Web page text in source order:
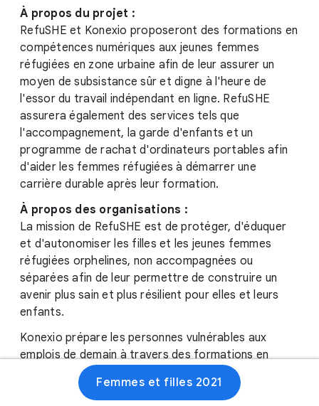
À propos du projet :
RefuSHE et Konexio proposeront des formations en
compétences numériques aux jeunes femmes
réfugiées en zone urbaine afin de leur assurer un
moyen de subsistance sûr et digne à l'heure de
l'essor du travail indépendant en ligne. RefuSHE
assurera également des services tels que
l'accompagnement, la garde d'enfants et un
programme de rachat d'ordinateurs portables afin
d'aider les femmes réfugiées à démarrer une
carrière durable après leur formation.
À propos des organisations :
La mission de RefuSHE est de protéger, d'éduquer
et d'autonomiser les filles et les jeunes femmes
réfugiées orphelines, non accompagnées ou
séparées afin de leur permettre de construire un
avenir plus sain et plus résilient pour elles et leurs
enfants.
Konexio prépare les personnes vulnérables aux
emplois de demain à travers des formations en
compétences numériques et un accès facilité à des
postes qui leur permettent d'assurer leur
Femmes et filles 2021